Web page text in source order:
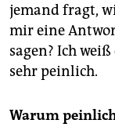
jemand fragt,
mir eine
sagen? Ich
sehr peinlich.
Warum